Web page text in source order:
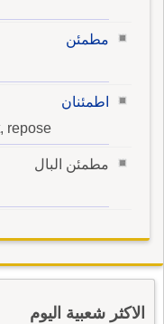
مطمئن
اطمئنان
repose
مطمئن البال
الاكثر شعبية اليوم